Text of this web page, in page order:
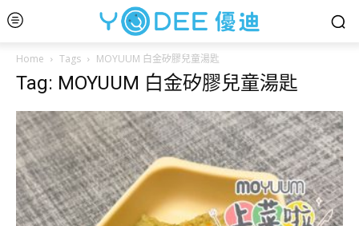
Home Tags MOYUUM 白金矽膠兒童湯匙
Tag: MOYUUM 白金矽膠兒童湯匙